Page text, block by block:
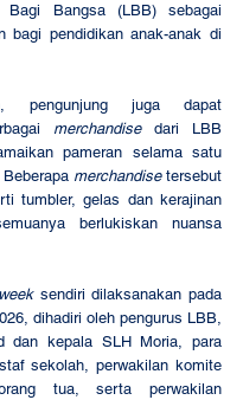
Bagi Bangsa (LBB) sebagai
bagi pendidikan anak-anak di
pengunjung juga dapat
merchandise dari LBB
pameran selama satu
merchandise tersebut
tumbler, gelas dan kerajinan
berlukiskan nuansa
sendiri dilaksanakan pada
dihadiri oleh pengurus LBB,
dan kepala SLH Moria, para
sekolah, perwakilan komite
tua, serta perwakilan